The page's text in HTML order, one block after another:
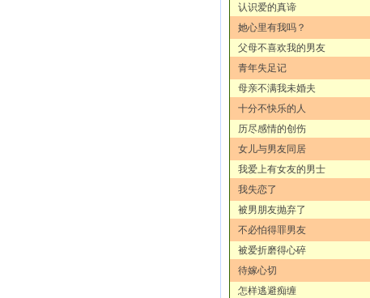
认识爱的真谛
她心里有我吗？
父母不喜欢我的男友
青年失足记
母亲不满我未婚夫
十分不快乐的人
历尽感情的创伤
女儿与男友同居
我爱上有女友的男士
我失恋了
被男朋友抛弃了
不必怕得罪男友
被爱折磨得心碎
待嫁心切
怎样逃避痴缠